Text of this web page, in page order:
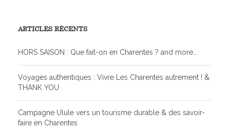
ARTICLES RÉCENTS
HORS SAISON : Que fait-on en Charentes ? and more…
Voyages authentiques : Vivre Les Charentes autrement ! &
THANK YOU
Campagne Ulule vers un tourisme durable & des savoir-
faire en Charentes